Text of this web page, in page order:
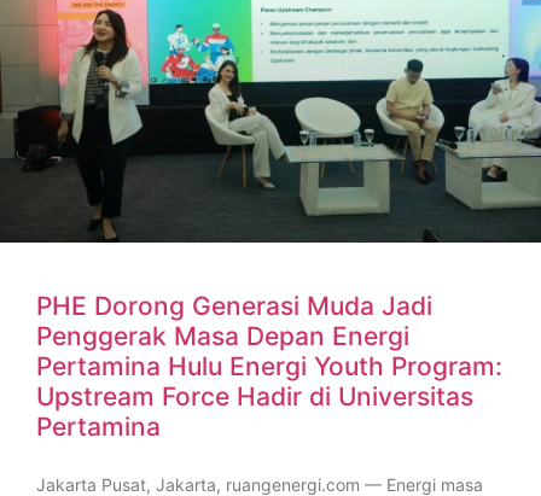
PHE Dorong Generasi Muda Jadi
Penggerak Masa Depan Energi
Pertamina Hulu Energi Youth Program:
Upstream Force Hadir di Universitas
Pertamina
Jakarta Pusat, Jakarta, ruangenergi.com — Energi masa